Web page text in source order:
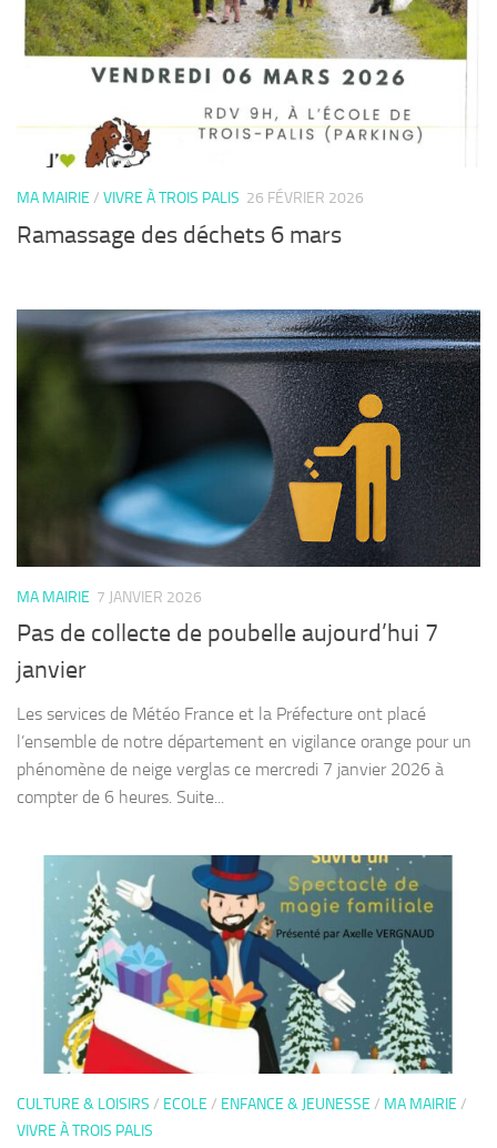
MA MAIRIE / VIVRE À TROIS PALIS 26 FÉVRIER 2026
Ramassage des déchets 6 mars
MA MAIRIE 7 JANVIER 2026
Pas de collecte de poubelle aujourd’hui 7
janvier
Les services de Météo France et la Préfecture ont placé
l’ensemble de notre département en vigilance orange pour un
phénomène de neige verglas ce mercredi 7 janvier 2026 à
compter de 6 heures. Suite...
CULTURE & LOISIRS / ECOLE / ENFANCE & JEUNESSE / MA MAIRIE /
VIVRE À TROIS PALIS